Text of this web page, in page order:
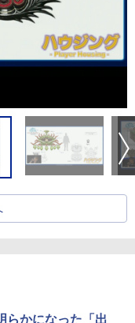
らかになった「出